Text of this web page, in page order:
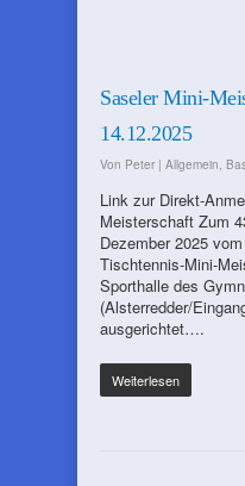
Saseler Mini-
14.12.2025
Von Peter | Allgemein,
Link zur Direkt-
Meisterschaft Zum
Dezember 2025
Tischtennis-Mini-
Sporthalle des
(Alsterredder/
ausgerichtet….
Weiterlesen